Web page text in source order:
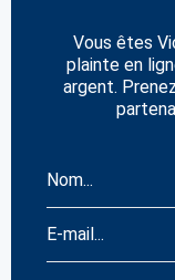
Vous êtes
plainte en
argent.